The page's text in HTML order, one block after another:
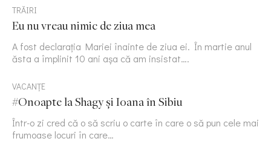
TRĂIRI
Eu nu vreau nimic de ziua mea
A fost declarația Mariei înainte de ziua ei. În martie anul
ăsta a împlinit 10 ani așa că am insistat….
VACANȚE
#Onoapte la Shagy și Ioana în Sibiu
Într-o zi cred că o să scriu o carte în care o să pun cele mai
frumoase locuri în care…